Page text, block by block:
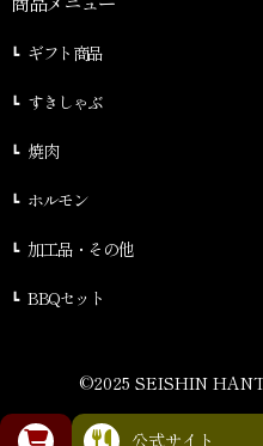
公式サイト
ギフト商品
すきしゃぶ
焼肉
ホルモン
加工品・その他
BBQセット
©2025 SEISHIN